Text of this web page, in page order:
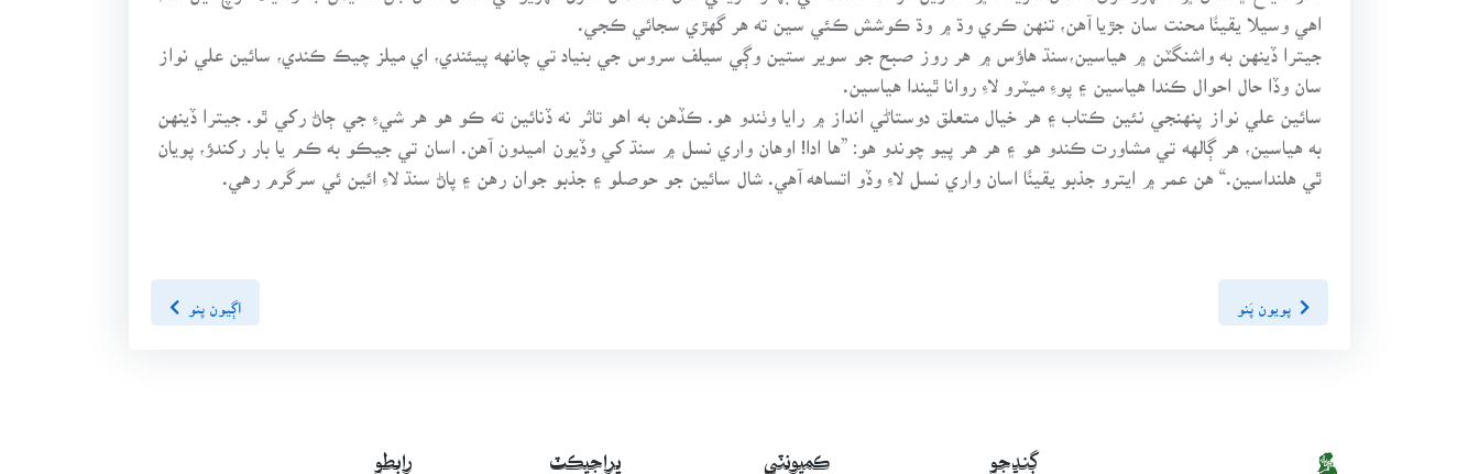
اهي وسيلا يقينًا محنت سان جڙيا آهن، تنهن ڪري وڌ ۾ وڌ ڪوشش ڪئي سين ته هر گهڙي سجائي ڪجي.
جيترا ڏينهن به واشنگٽن ۾ هياسين،سنڌ هاؤس ۾ هر روز صبح جو سوير ستين وڳي سيلف سروس جي بنياد تي چانهه پيئندي، اي ميلز چيڪ ڪندي، سائين علي نواز
سان وڏا حال احوال ڪندا هياسين ۽ پوءِ ميٽرو لاءِ روانا ٿيندا هياسين.
سائين علي نواز پنهنجي نئين ڪتاب ۽ هر خيال متعلق دوستاڻي انداز ۾ رايا وٺندو هو. ڪڏهن به اهو تاثر نه ڏنائين ته ڪو هو هر شيءِ جي ڄاڻ رکي ٿو. جيترا ڏينهن
به هياسين، هر ڳالهه تي مشاورت ڪندو هو ۽ هر هر پيو چوندو هو: ”ها ادا! اوهان واري نسل ۾ سنڌ کي وڏيون اميدون آهن. اسان تي جيڪو به ڪم يا بار رکندؤ، پويان
ٿي هلنداسين.“ هن عمر ۾ ايترو جذبو يقينًا اسان واري نسل لاءِ وڏو اتساهه آهي. شال سائين جو حوصلو ۽ جذبو جوان رهن ۽ پاڻ سنڌ لاءِ ائين ئي سرگرم رهي.
پويون پَنو اڳيون پنو
ڳنڍجو ڪميونٽي پراجيڪٽ رابطو